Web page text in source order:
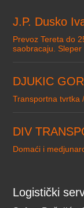
J.P. Dusko
Prevoz Tereta do
saobracaju. Sleper
DJUKIC
Transportna tvrtka
DIV
Domaći i
Logistički